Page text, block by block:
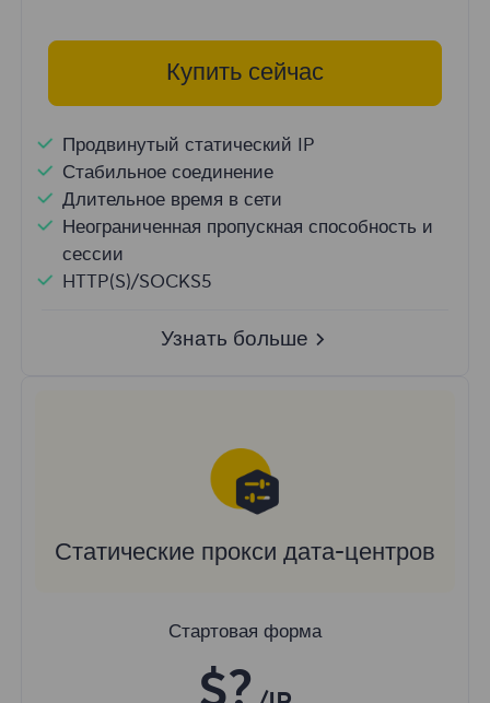
Купить сейчас
Продвинутый статический IP
Стабильное соединение
Длительное время в сети
Неограниченная пропускная способность и
сессии
HTTP(S)/SOCKS5
Узнать больше
Статические прокси дата-центров
Стартовая форма